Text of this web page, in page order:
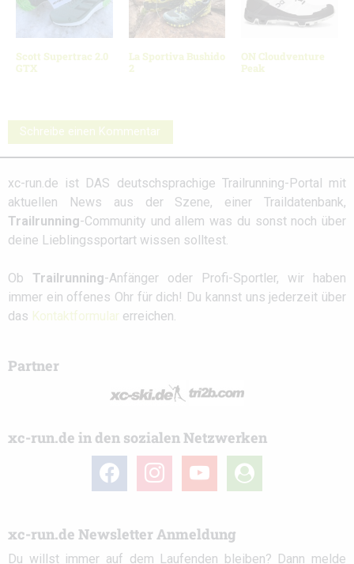
Scott Supertrac 2.0
GTX
La Sportiva Bushido
2
ON Cloudventure
Peak
Schreibe einen Kommentar
xc-run.de ist DAS deutschsprachige Trailrunning-Portal mit
aktuellen News aus der Szene, einer Traildatenbank,
Trailrunning-Community und allem was du sonst noch über
deine Lieblingssportart wissen solltest.
Ob Trailrunning-Anfänger oder Profi-Sportler, wir haben
immer ein offenes Ohr für dich! Du kannst uns jederzeit über
das Kontaktformular erreichen.
Partner
xc-run.de in den sozialen Netzwerken
facebook instagramyoutube
user-
circle
xc-run.de Newsletter Anmeldung
Du willst immer auf dem Laufenden bleiben? Dann melde